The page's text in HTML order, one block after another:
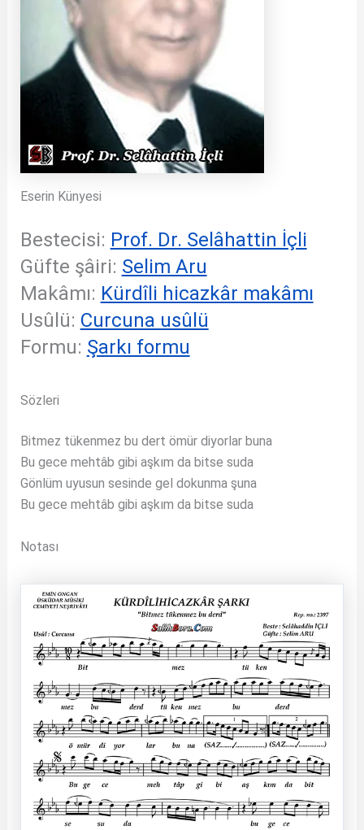
Eserin Künyesi
Bestecisi: Prof. Dr. Selâhattin İçli
Güfte şâiri: Selim Aru
Makâmı: Kürdîli hicazkâr makâmı
Usûlü: Curcuna usûlü
Formu: Şarkı formu
Sözleri
Bitmez tükenmez bu dert ömür diyorlar buna
Bu gece mehtâb gibi aşkım da bitse suda
Gönlüm uyusun sesinde gel dokunma şuna
Bu gece mehtâb gibi aşkım da bitse suda
Notası